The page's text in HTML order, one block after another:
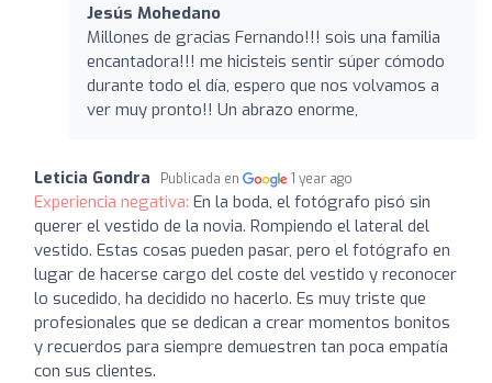
Jesús Mohedano
Millones de gracias Fernando!!! sois una familia
encantadora!!! me hicisteis sentir súper cómodo
durante todo el día, espero que nos volvamos a
ver muy pronto!! Un abrazo enorme,
Leticia Gondra Publicada en 1 year ago
Experiencia negativa: En la boda, el fotógrafo pisó sin
querer el vestido de la novia. Rompiendo el lateral del
vestido. Estas cosas pueden pasar, pero el fotógrafo en
lugar de hacerse cargo del coste del vestido y reconocer
lo sucedido, ha decidido no hacerlo. Es muy triste que
profesionales que se dedican a crear momentos bonitos
y recuerdos para siempre demuestren tan poca empatía
con sus clientes.